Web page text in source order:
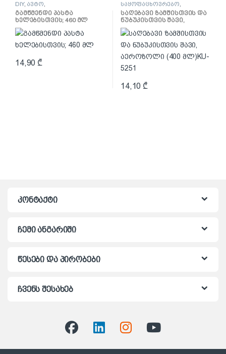
DIY, ავტო
საყოფაცხოვრებო
სხვადასხვა
გამწმენდი პასტა
ხელებისთვის; 460 მლ
14,90 ₾
საყოფაცხოვრებო
სხვადასხვა
საღებავი ზამშისთვის და
ნუბუკისთვის შავი,
აეროზოლი (400 მლ)KU-
5251
14,10 ₾
კონტაქტი
ჩემი ანგარიში
წესები და პირობები
ჩვენს შესახებ